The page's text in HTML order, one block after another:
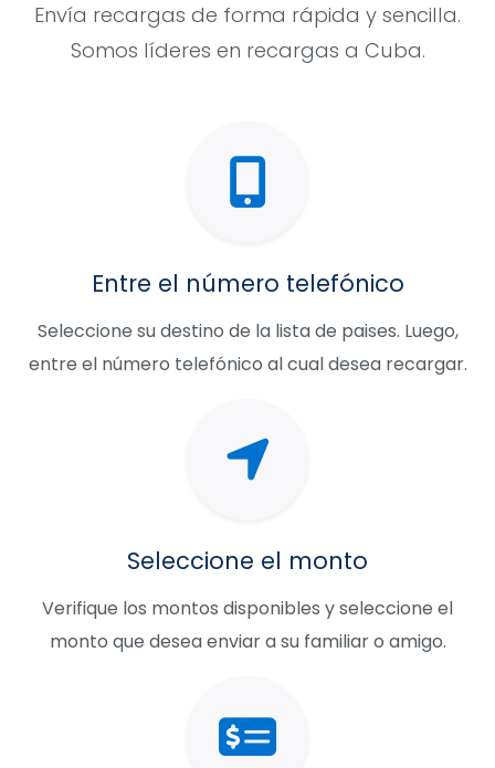
Envía recargas de forma rápida y sencilla.
Somos líderes en recargas a Cuba.
Entre el número telefónico
Seleccione su destino de la lista de paises. Luego,
entre el número telefónico al cual desea recargar.
Seleccione el monto
Verifique los montos disponibles y seleccione el
monto que desea enviar a su familiar o amigo.